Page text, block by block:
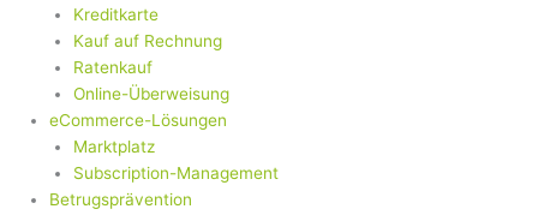
Kreditkarte
Kauf auf Rechnung
Ratenkauf
Online-Überweisung
eCommerce-Lösungen
Marktplatz
Subscription-Management
Betrugsprävention